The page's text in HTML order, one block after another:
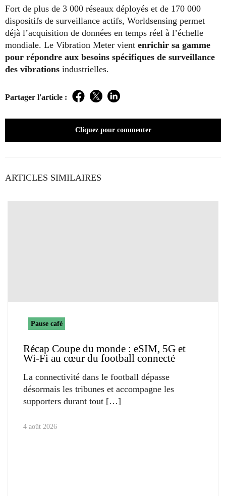
Fort de plus de 3 000 réseaux déployés et de 170 000
dispositifs de surveillance actifs, Worldsensing permet
déjà l’acquisition de données en temps réel à l’échelle
mondiale. Le Vibration Meter vient enrichir sa gamme
pour répondre aux besoins spécifiques de surveillance
des vibrations industrielles.
Partager l'article : Facebook
TwitterLinkedIn
Cliquez pour commenter
ARTICLES SIMILAIRES
Pause café
Récap Coupe du monde : eSIM, 5G et
Wi-Fi au cœur du football connecté
La connectivité dans le football dépasse
désormais les tribunes et accompagne les
supporters durant tout
4 août 2026